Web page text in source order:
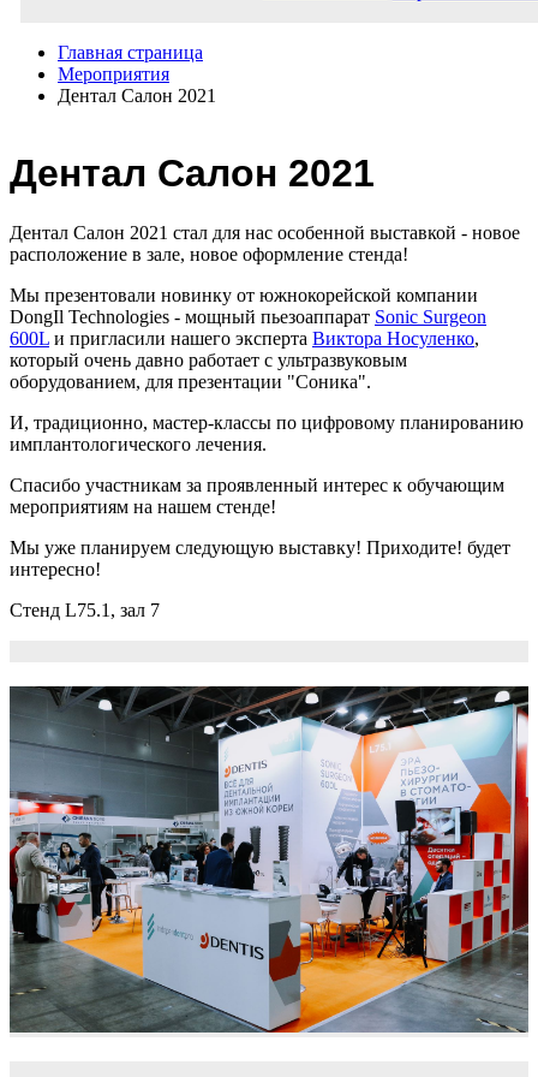
Главная страница
Мероприятия
Дентал Салон 2021
Дентал Салон 2021
Дентал Салон 2021 стал для нас особенной выставкой - новое
расположение в зале, новое оформление стенда!
Мы презентовали новинку от южнокорейской компании
DongIl Technologies - мощный пьезоаппарат Sonic Surgeon
600L и пригласили нашего эксперта Виктора Носуленко,
который очень давно работает с ультразвуковым
оборудованием, для презентации "Соника".
И, традиционно, мастер-классы по цифровому планированию
имплантологического лечения.
Спасибо участникам за проявленный интерес к обучающим
мероприятиям на нашем стенде!
Мы уже планируем следующую выставку! Приходите! будет
интересно!
Стенд L75.1, зал 7